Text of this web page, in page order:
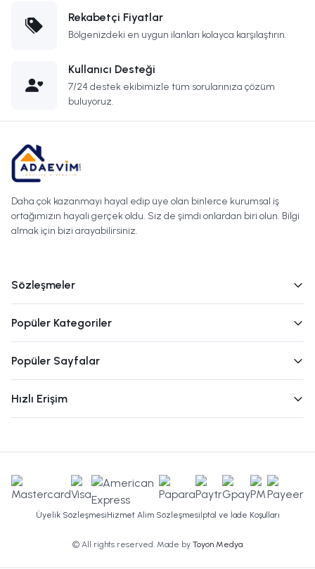
Rekabetçi Fiyatlar
Bölgenizdeki en uygun ilanları kolayca karşılaştırın.
Kullanıcı Desteği
7/24 destek ekibimizle tüm sorularınıza çözüm
buluyoruz.
Daha çok kazanmayı hayal edip üye olan binlerce kurumsal iş
ortağımızın hayali gerçek oldu. Siz de şimdi onlardan biri olun. Bilgi
almak için bizi arayabilirsiniz.
Sözleşmeler
Popüler Kategoriler
Popüler Sayfalar
Hızlı Erişim
Üyelik SözleşmesiHizmet Alım Sözleşmesiİptal ve İade Koşulları
© All rights reserved. Made by Toyon Medya